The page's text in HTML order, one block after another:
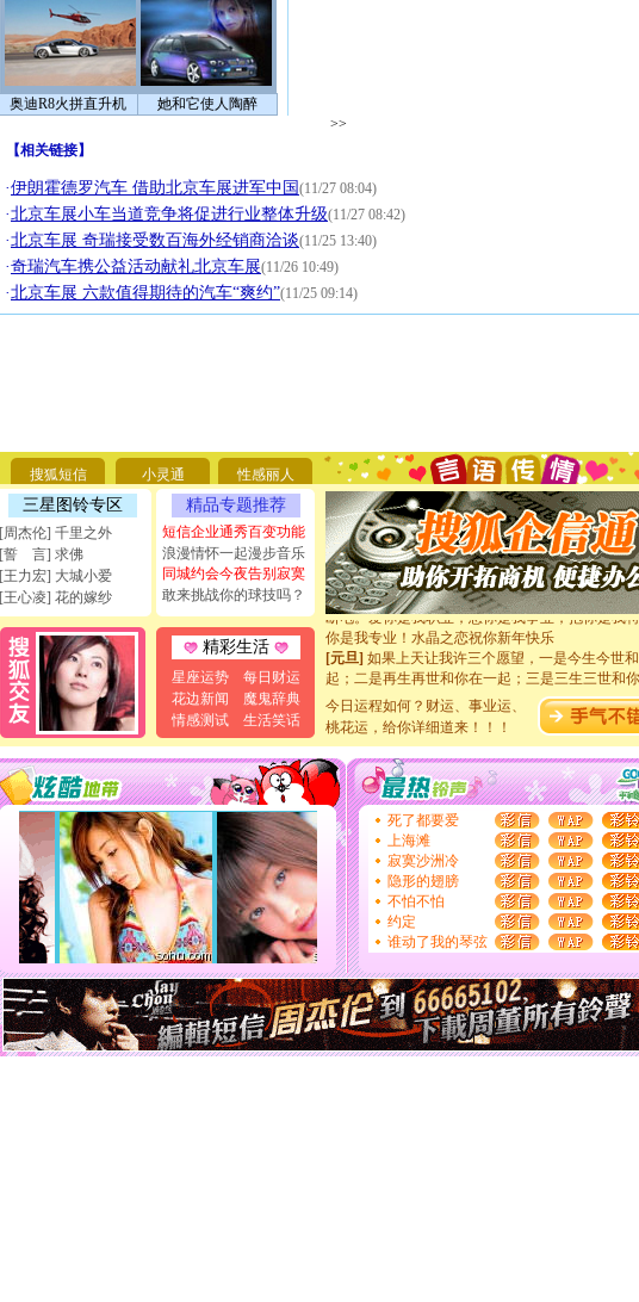
奥迪R8火拼直升机 她和它使人陶醉
>>
【相关链接】
·伊朗霍德罗汽车 借助北京车展进军中国 (11/27 08:04)
·北京车展小车当道竞争将促进行业整体升级(11/27 08:42)
·北京车展 奇瑞接受数百海外经销商洽谈(11/25 13:40)
·奇瑞汽车携公益活动献礼北京车展(11/26 10:49)
·北京车展 六款值得期待的汽车“爽约”(11/25 09:14)
搜狐短信 小灵通 性感丽人
三星图铃专区
[周杰伦] 千里之外
[誓 言] 求佛
[王力宏] 大城小爱
[王心凌] 花的嫁纱
精品专题推荐
短信企业通秀百变功能
浪漫情怀一起漫步音乐
同城约会今夜告别寂寞
敢来挑战你的球技吗？
精彩生活
星座运势
每日财运
花边新闻
魔鬼辞典
情感测试
生活笑话
要平安！千万要知足！千万不要忘记我！
[圣诞节]不只这样的日子才会想起你,而是这样的
能正大光明地骚扰你,告诉你,圣诞要快乐!新年要
天都要快乐噢!
[圣诞节]奉上一颗祝福的心,在这个特别的日子里,
如意,快乐,鲜花,一切美好的祝愿与你同在.圣诞快
[元旦]看到你我会触电；看不到你我要充电；没
断电。爱你是我职业，想你是我事业，抱你是我特
你是我专业！水晶之恋祝你新年快乐
[元旦]如果上天让我许三个愿望，一是今生今世和
起；二是再生再世和你在一起；三是三生三世和
离。水晶之恋祝你新年快乐
[元旦]当我狠下心扭头离去那一刻，你在我身后无
泣，这痛楚让我明白我多么爱你。我转身抱住你：
卖了。水晶之恋祝你新年快乐。
[春节]风柔雨润好月圆，半岛铁盒伴身边，每日
颜！冬去春来似水如烟，劳碌人生需尽欢！听一
道一声平安！新年吉祥万事如愿
[春节]
传说薰衣草有四片叶子：第一片叶子是信仰
片叶子是希望，第三片叶子是爱情，第四片叶子
送你一棵薰衣草，愿你新年快乐！
[圣诞节]
圣诞节到了，想想没什么送给你的，又不
你太多，只有给你五千万：千万快乐！千万要健
要平安！千万要知足！千万不要忘记我！
[圣诞节]不只这样的日子才会想起你,而是这样的
能正大光明地骚扰你,告诉你,圣诞要快乐!新年要
天都要快乐噢!
[圣诞节]奉上一颗祝福的心,在这个特别的日子里,
如意,快乐,鲜花,一切美好的祝愿与你同在.圣诞快
[元旦]看到你我会触电；看不到你我要充电；没
今日运程如何？财运、事业运、
桃花运，给你详细道来！！！
死了都要爱
上海滩
寂寞沙洲冷
隐形的翅膀
不怕不怕
约定
谁动了我的琴弦